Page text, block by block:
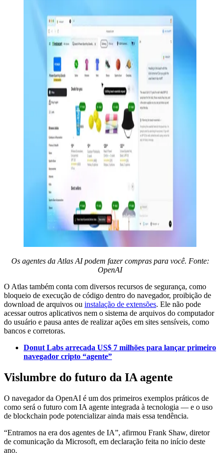
Os agentes da Atlas AI podem fazer compras para você. Fonte:
OpenAI
O Atlas também conta com diversos recursos de segurança, como
bloqueio de execução de código dentro do navegador, proibição de
download de arquivos ou instalação de extensões. Ele não pode
acessar outros aplicativos nem o sistema de arquivos do computador
do usuário e pausa antes de realizar ações em sites sensíveis, como
bancos e corretoras.
Donut Labs arrecada US$ 7 milhões para lançar primeiro
navegador cripto “agente”
Vislumbre do futuro da IA agente
O navegador da OpenAI é um dos primeiros exemplos práticos de
como será o futuro com IA agente integrada à tecnologia — e o uso
de blockchain pode potencializar ainda mais essa tendência.
“Entramos na era dos agentes de IA”, afirmou Frank Shaw, diretor
de comunicação da Microsoft, em declaração feita no início deste
ano.